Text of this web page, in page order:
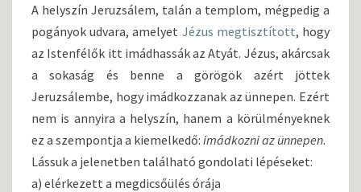
A helyszín Jeruzsálem, talán a templom, mégpedig a
pogányok udvara, amelyet Jézus megtisztított, hogy
az Istenfélők itt imádhassák az Atyát. Jézus, akárcsak
a sokaság és benne a görögök azért jöttek
Jeruzsálembe, hogy imádkozzanak az ünnepen. Ezért
nem is annyira a helyszín, hanem a körülményeknek
ez a szempontja a kiemelkedő: imádkozni az ünnepen.
Lássuk a jelenetben található gondolati lépéseket:
a) elérkezett a megdicsőülés órája